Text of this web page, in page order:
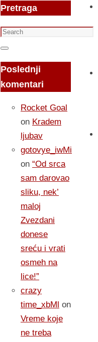
Pretraga
Search
for:
Search
Poslednji
komentari
Rocket Goal
on Kradem
ljubav
gotovye_iwMi
on “Od srca
sam darovao
sliku, nek’
maloj
Zvezdani
donese
sreću i vrati
osmeh na
lice!”
crazy
time_xbMl on
Vreme koje
ne treba